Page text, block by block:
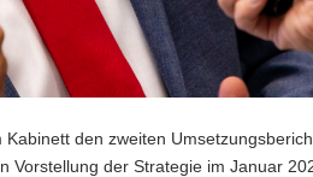
den zweiten
Vorstellung der Strategie im Januar